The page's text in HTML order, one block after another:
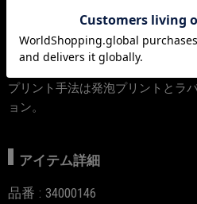
アイテム説明
ブランドロゴをプリントしたパーカ
プリント手法は発泡プリントとラ
ョン。
アイテム詳細
品番
34000146